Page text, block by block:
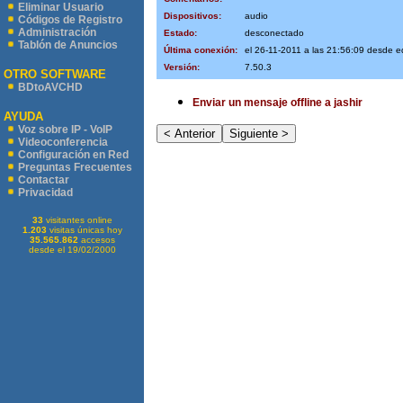
Eliminar Usuario
Códigos de Registro
Administración
Tablón de Anuncios
OTRO SOFTWARE
BDtoAVCHD
AYUDA
Voz sobre IP - VoIP
Videoconferencia
Configuración en Red
Preguntas Frecuentes
Contactar
Privacidad
33 visitantes online
1.203 visitas únicas hoy
35.565.862 accesos
desde el 19/02/2000
Dispositivos:
audio
Estado:
desconectado
Última conexión:
el 26-11-2011 a las 21:56:09 desde
Versión:
7.50.3
Enviar un mensaje offline a jashir